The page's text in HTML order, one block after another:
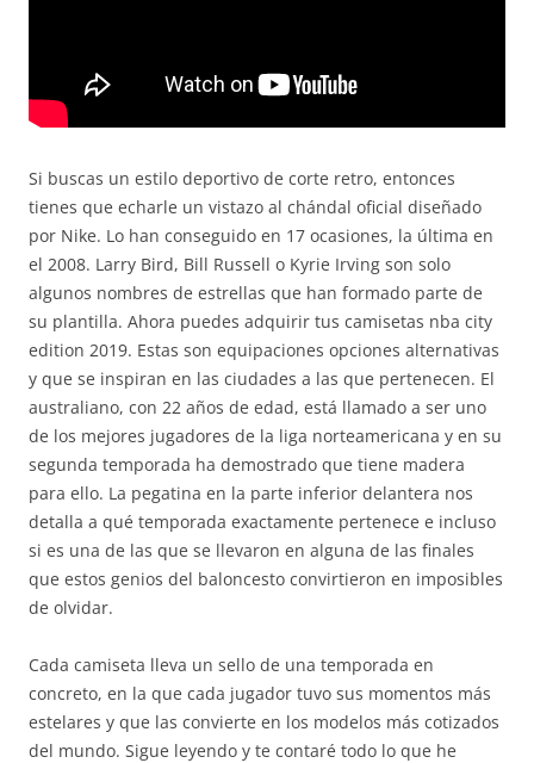
Si buscas un estilo deportivo de corte retro, entonces
tienes que echarle un vistazo al chándal oficial diseñado
por Nike. Lo han conseguido en 17 ocasiones, la última en
el 2008. Larry Bird, Bill Russell o Kyrie Irving son solo
algunos nombres de estrellas que han formado parte de
su plantilla. Ahora puedes adquirir tus camisetas nba city
edition 2019. Estas son equipaciones opciones alternativas
y que se inspiran en las ciudades a las que pertenecen. El
australiano, con 22 años de edad, está llamado a ser uno
de los mejores jugadores de la liga norteamericana y en su
segunda temporada ha demostrado que tiene madera
para ello. La pegatina en la parte inferior delantera nos
detalla a qué temporada exactamente pertenece e incluso
si es una de las que se llevaron en alguna de las finales
que estos genios del baloncesto convirtieron en imposibles
de olvidar.
Cada camiseta lleva un sello de una temporada en
concreto, en la que cada jugador tuvo sus momentos más
estelares y que las convierte en los modelos más cotizados
del mundo. Sigue leyendo y te contaré todo lo que he